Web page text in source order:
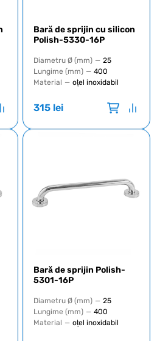
Bară de sprijin cu silicon
Polish-5330-16P
Diametru Ø (mm) — 25
Lungime (mm) — 400
Material — oțel inoxidabil
315 lei
Bară de sprijin Polish-
5301-16P
Diametru Ø (mm) — 25
Lungime (mm) — 400
Material — oțel inoxidabil